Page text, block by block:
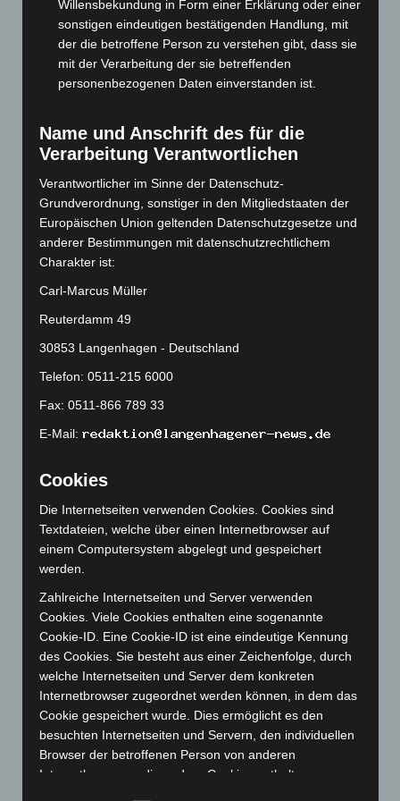
Juni 2024(107)
Mai 2024(149)
(102)
Februar 2024(103)
Januar 2024(111)
Dezember 2023(130)
November 2023(130)
Oktober 2023 (114)
September 2023
August 2023(134)
Juli 2023(118)
Juni 2023 (142)
Mai 2023
(139)
April 2023 (155)
Januar 2023(140)
Dezember 2022(130)
November 2022(167)
Oktober 2022(166)
August 2022(166)
Juli 2022(133)
Juni 2022(167)
Mai 2022(177)
April 2022(198)
März 2022(221)
Februar 2022
Willensbekundung in Form einer Erklärung oder einer
sonstigen eindeutigen bestätigenden Handlung, mit
der die betroffene Person zu verstehen gibt, dass sie
mit der Verarbeitung der sie betreffenden
personenbezogenen Daten einverstanden ist.
Name und Anschrift des für die
Verarbeitung Verantwortlichen
Verantwortlicher im Sinne der Datenschutz-
Grundverordnung, sonstiger in den Mitgliedstaaten der
Europäischen Union geltenden Datenschutzgesetze und
anderer Bestimmungen mit datenschutzrechtlichem
Charakter ist:
Carl-Marcus Müller
Reuterdamm 49
30853 Langenhagen - Deutschland
Telefon: 0511-215 6000
Fax: 0511-866 789 33
E-Mail:
Cookies
Die Internetseiten verwenden Cookies. Cookies sind
Textdateien, welche über einen Internetbrowser auf
einem Computersystem abgelegt und gespeichert
werden.
Zahlreiche Internetseiten und Server verwenden
Cookies. Viele Cookies enthalten eine sogenannte
Cookie-ID. Eine Cookie-ID ist eine eindeutige Kennung
des Cookies. Sie besteht aus einer Zeichenfolge, durch
welche Internetseiten und Server dem konkreten
Internetbrowser zugeordnet werden können, in dem das
Cookie gespeichert wurde. Dies ermöglicht es den
besuchten Internetseiten und Servern, den individuellen
Browser der betroffenen Person von anderen
Internetbrowsern, die andere Cookies enthalten, zu